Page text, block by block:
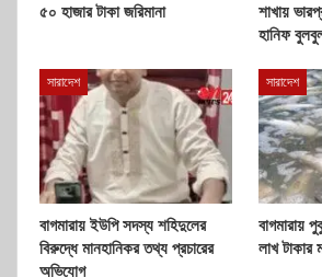
৫০ হাজার টাকা জরিমানা
শাখায়
হানিফ
সারাদেশ
বাগমারায় ইউপি সদস্য শহিদুলের
বিরুদ্ধে মানহানিকর তথ্য প্রচারের
অভিযোগ
সারাদেশ
বাগমারায়
লাখ টাকার